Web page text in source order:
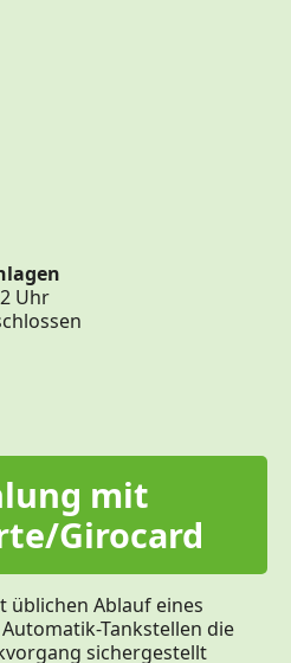
22 Uhr
mit
Girocard
üblichen Ablauf eines
Tankstellen die
sichergestellt